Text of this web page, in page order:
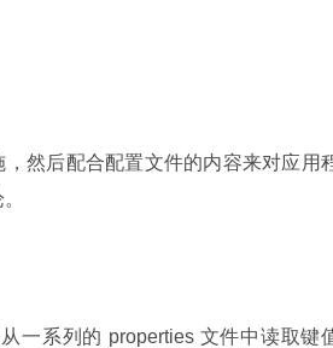
然后配合配置文件的内容来对应用
一系列的 properties 文件中读取键